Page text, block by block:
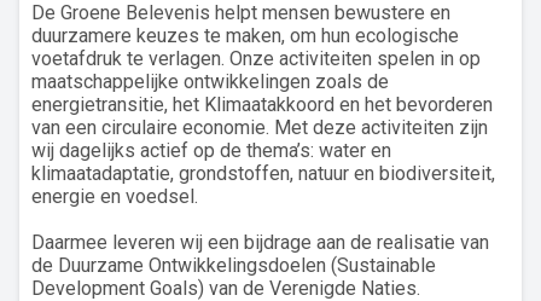
De Groene Belevenis helpt mensen bewustere en
duurzamere keuzes te maken, om hun ecologische
voetafdruk te verlagen. Onze activiteiten spelen in op
maatschappelijke ontwikkelingen zoals de
energietransitie, het Klimaatakkoord en het bevorderen
van een circulaire economie. Met deze activiteiten zijn
wij dagelijks actief op de thema’s: water en
klimaatadaptatie, grondstoffen, natuur en biodiversiteit,
energie en voedsel.
Daarmee leveren wij een bijdrage aan de realisatie van
de Duurzame Ontwikkelingsdoelen (Sustainable
Development Goals) van de Verenigde Naties.